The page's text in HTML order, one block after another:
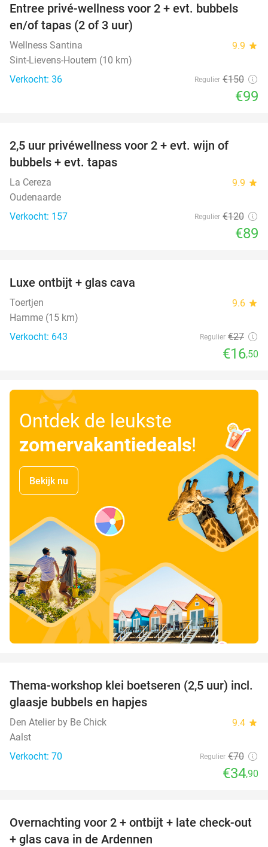
34%
Entree privé-wellness voor 2 + evt. bubbels
en/of tapas (2 of 3 uur)
Wellness Santina 9.9 star
Sint-Lievens-Houtem (10 km)
Verkocht: 36
Regulier €150
€99
2,5 uur privéwellness voor 2 + evt. wijn of
bubbels + evt. tapas
La Cereza 9.9 star
Oudenaarde
Verkocht: 157
Regulier €120
€89
Luxe ontbijt + glas cava
Toertjen 9.6 star
Hamme (15 km)
Verkocht: 643
Regulier €27
€16,50
Ontdek de leukste
zomervakantiedeals!
Bekijk nu
50%
Thema-workshop klei boetseren (2,5 uur) incl.
glaasje bubbels en hapjes
Den Atelier by Be Chick 9.4 star
Aalst
Verkocht: 70
Regulier €70
€34,90
31%
Overnachting voor 2 + ontbijt + late check-out
+ glas cava in de Ardennen